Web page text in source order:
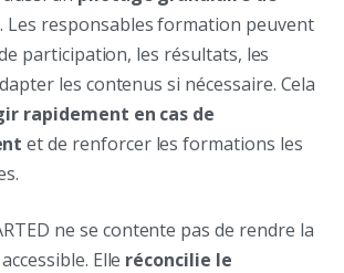
. Les responsables formation peuvent
participation, les résultats, les
les contenus si nécessaire. Cela
rapidement en cas de
et de renforcer les formations les
ne se contente pas de rendre la
Elle réconcilie le